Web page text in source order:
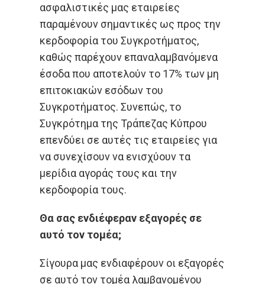
ασφαλιστικές μας εταιρείες
παραμένουν σημαντικές ως προς την
κερδοφορία του Συγκροτήματος,
καθώς παρέχουν επαναλαμβανόμενα
έσοδα που αποτελούν το 17% των μη
επιτοκιακών εσόδων του
Συγκροτήματος. Συνεπώς, το
Συγκρότημα της Τράπεζας Κύπρου
επενδύει σε αυτές τις εταιρείες για
να συνεχίσουν να ενισχύουν τα
μερίδια αγοράς τους και την
κερδοφορία τους.
Θα σας ενδιέφεραν εξαγορές σε
αυτό τον τομέα;
Σίγουρα μας ενδιαφέρουν οι εξαγορές
σε αυτό τον τομέα λαμβανομένου